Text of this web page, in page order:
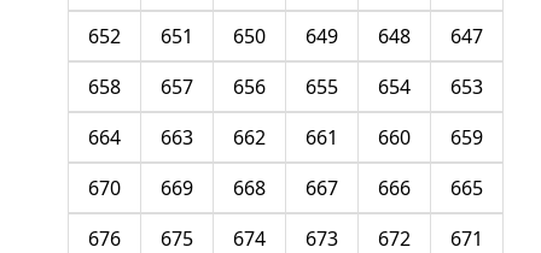
647
648
649
650
651
652
653
654
655
656
657
658
659
660
661
662
663
664
665
666
667
668
669
670
671
672
673
674
675
676